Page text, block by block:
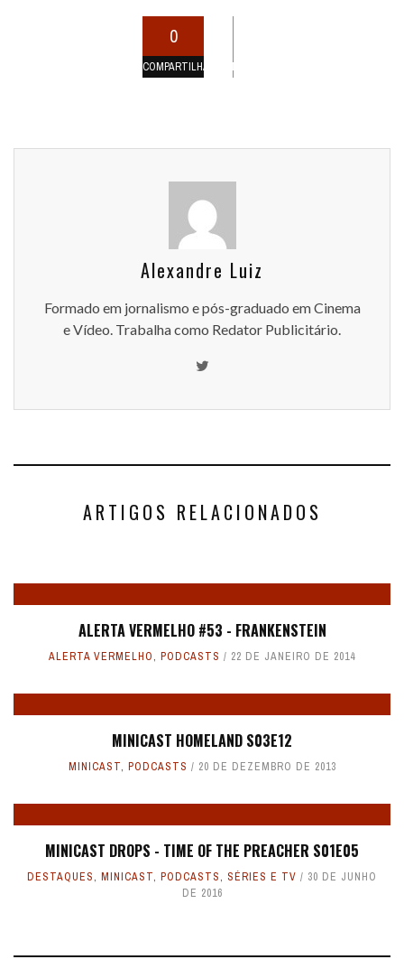
0
COMPARTILHAMENTOS
Alexandre Luiz
Formado em jornalismo e pós-graduado em Cinema
e Vídeo. Trabalha como Redator Publicitário.
ARTIGOS RELACIONADOS
ALERTA VERMELHO #53 - FRANKENSTEIN
ALERTA VERMELHO, PODCASTS 22 DE JANEIRO DE 2014
MINICAST HOMELAND S03E12
MINICAST, PODCASTS 20 DE DEZEMBRO DE 2013
MINICAST DROPS - TIME OF THE PREACHER S01E05
DESTAQUES, MINICAST, PODCASTS, SÉRIES E TV
30 DE JUNHO
DE 2016